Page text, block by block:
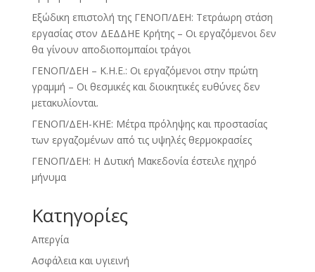
Εξώδικη επιστολή της ΓΕΝΟΠ/ΔΕΗ: Τετράωρη στάση
εργασίας στον ΔΕΔΔΗΕ Κρήτης – Οι εργαζόμενοι δεν
θα γίνουν αποδιοπομπαίοι τράγοι
ΓΕΝΟΠ/ΔΕΗ – Κ.Η.Ε.: Οι εργαζόμενοι στην πρώτη
γραμμή – Οι θεσμικές και διοικητικές ευθύνες δεν
μετακυλίονται.
ΓΕΝΟΠ/ΔΕΗ-ΚΗΕ: Μέτρα πρόληψης και προστασίας
των εργαζομένων από τις υψηλές θερμοκρασίες
ΓΕΝΟΠ/ΔΕΗ: Η Δυτική Μακεδονία έστειλε ηχηρό
μήνυμα
Kατηγορίες
Απεργία
Ασφάλεια και υγιεινή